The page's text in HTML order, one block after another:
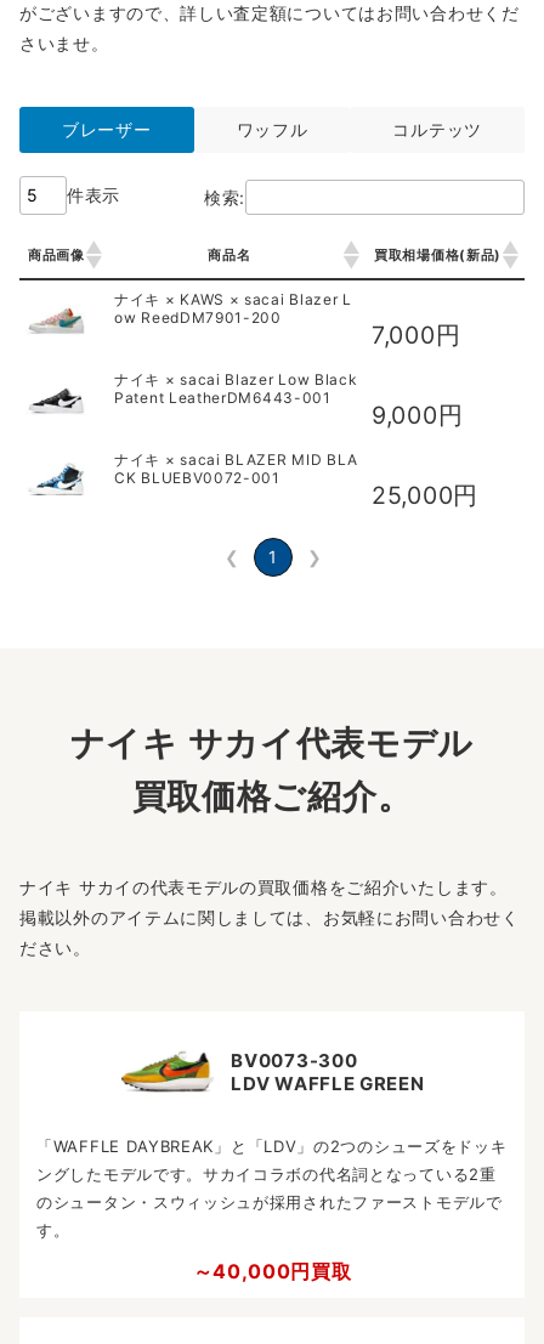
がございますので、詳しい査定額についてはお問い合わせくだ
さいませ。
ブレーザー ワッフル コルテッツ
件表示 検索:
商品画像 商品名 買取相場価格(新品)
商品名
ナイキ × KAWS × sacai Blazer L
ow ReedDM7901-200
7,000円
ナイキ × sacai Blazer Low Black
Patent LeatherDM6443-001
9,000円
ナイキ × sacai BLAZER MID BLA
CK BLUEBV0072-001
25,000円
❮ 1 ❯
ナイキ サカイ代表モデル
買取価格ご紹介。
ナイキ サカイの代表モデルの買取価格をご紹介いたします。
掲載以外のアイテムに関しましては、お気軽にお問い合わせく
ださい。
BV0073-300
LDV WAFFLE GREEN
「WAFFLE DAYBREAK」と「LDV」の2つのシューズをドッキ
ングしたモデルです。サカイコラボの代名詞となっている2重
のシュータン・スウィッシュが採用されたファーストモデルで
す。
～40,000円買取